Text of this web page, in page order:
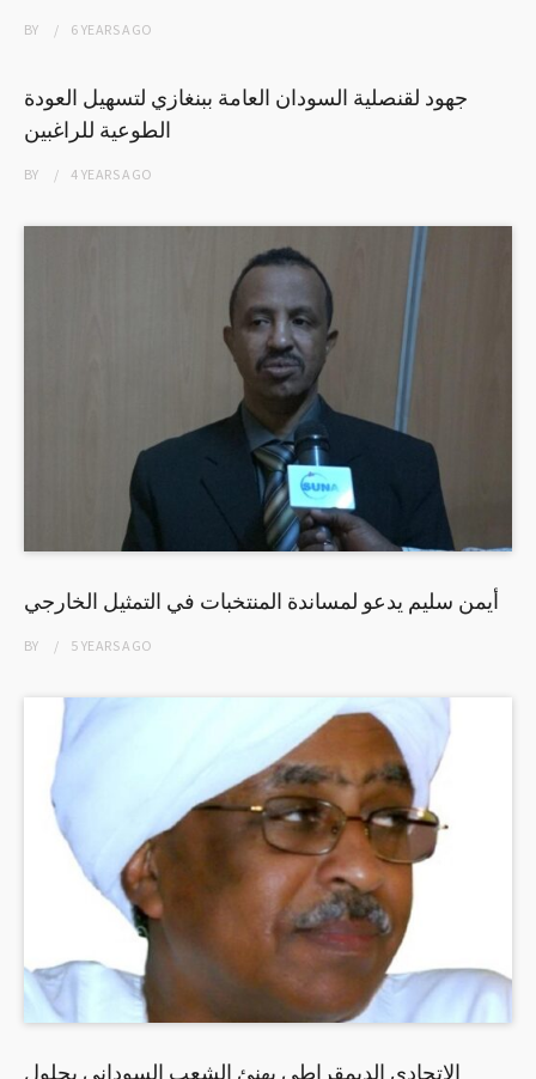
BY 6 YEARSAGO
جهود لقنصلية السودان العامة ببنغازي لتسهيل العودة
الطوعية للراغبين
BY 4 YEARSAGO
أيمن سليم يدعو لمساندة المنتخبات في التمثيل الخارجي
BY 5 YEARSAGO
الاتحادي الديمقراطي يهنئ الشعب السوداني بحلول